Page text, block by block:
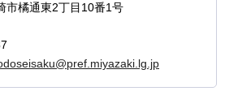
橘通東2丁目10番1号